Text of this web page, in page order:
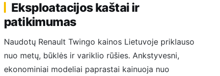
Eksploatacijos kaštai ir
patikimumas
Naudotų Renault Twingo kainos Lietuvoje priklauso
nuo metų, būklės ir variklio rūšies. Ankstyvesni,
ekonominiai modeliai paprastai kainuoja nuo